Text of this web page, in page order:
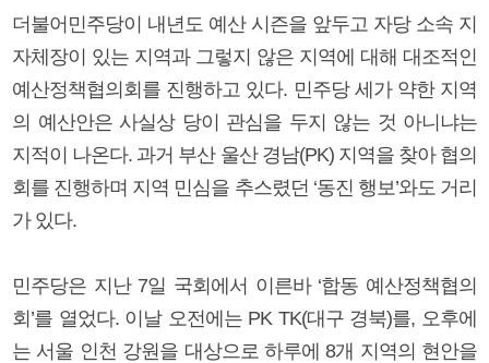
더불어민주당이 내년도 예산 시즌을 앞두고 자당 소속 지
자체장이 있는 지역과 그렇지 않은 지역에 대해 대조적인
예산정책협의회를 진행하고 있다. 민주당 세가 약한 지역
의 예산안은 사실상 당이 관심을 두지 않는 것 아니냐는
지적이 나온다. 과거 부산 울산 경남(PK) 지역을 찾아 협의
회를 진행하며 지역 민심을 추스렸던 ‘동진 행보’와도 거리
가 있다.
민주당은 지난 7일 국회에서 이른바 ‘합동 예산정책협의
회’를 열었다. 이날 오전에는 PK TK(대구 경북)를, 오후에
는 서울 인천 강원을 대상으로 하루에 8개 지역의 현안을